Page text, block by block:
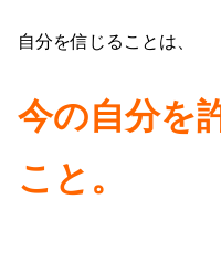
自分を信じることは、
今の自分を
こと。